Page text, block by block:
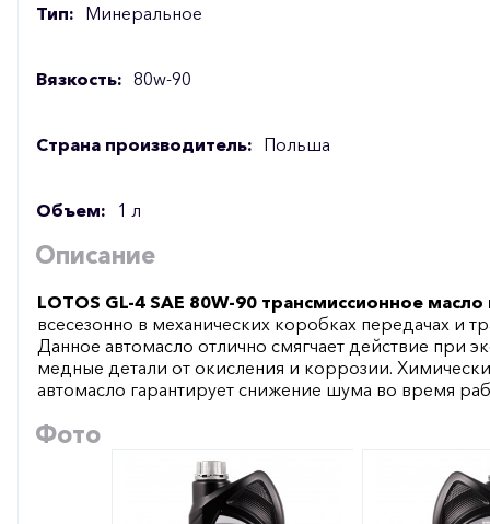
Тип: Минеральное
Вязкость: 80w-90
Страна производитель: Польша
Объем: 1 л
Описание
LOTOS GL-4 SAE 80W-90 трансмиссионное
всесезонно в механических коробках передачах и
Данное автомасло отлично смягчает действие при
медные детали от окисления и коррозии.
автомасло гарантирует снижение шума во время
Фото